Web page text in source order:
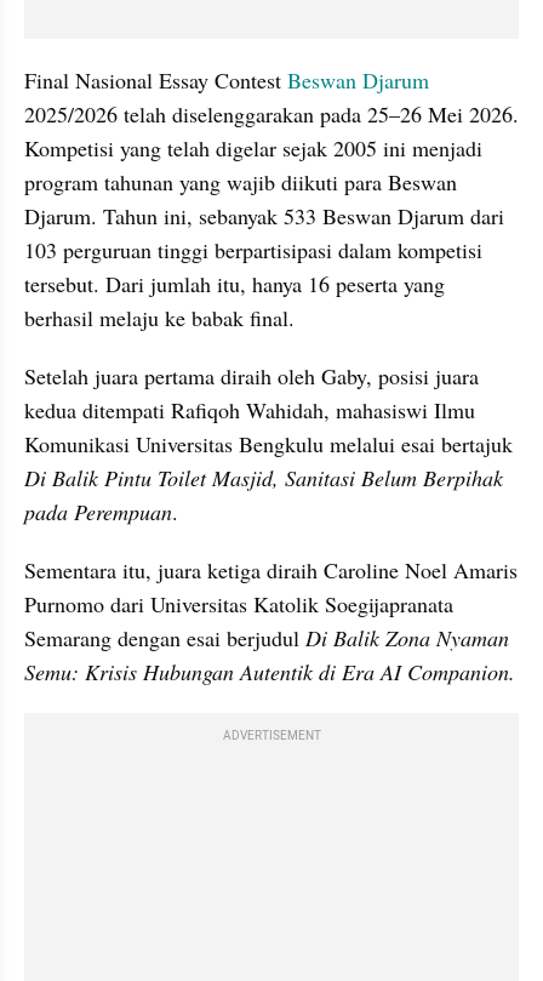
Final Nasional Essay Contest Beswan Djarum
2025/2026 telah diselenggarakan pada 25–26 Mei 2026.
Kompetisi yang telah digelar sejak 2005 ini menjadi
program tahunan yang wajib diikuti para Beswan
Djarum. Tahun ini, sebanyak 533 Beswan Djarum dari
103 perguruan tinggi berpartisipasi dalam kompetisi
tersebut. Dari jumlah itu, hanya 16 peserta yang
berhasil melaju ke babak final.
Setelah juara pertama diraih oleh Gaby, posisi juara
kedua ditempati Rafiqoh Wahidah, mahasiswi Ilmu
Di Balik Pintu Toilet Masjid, Sanitasi Belum Berpihak
pada Perempuan.
Sementara itu, juara ketiga diraih Caroline Noel Amaris
Purnomo dari Universitas Katolik Soegijapranata
Semarang dengan esai berjudul Di Balik Zona Nyaman
Semu: Krisis Hubungan Autentik di Era AI Companion.
ADVERTISEMENT